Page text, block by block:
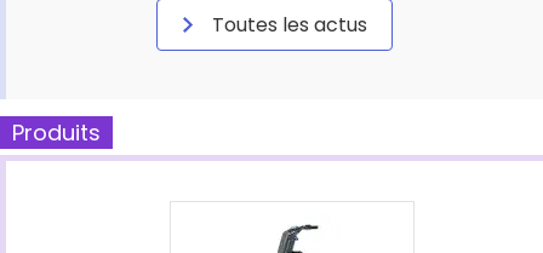
Toutes les actus
Produits